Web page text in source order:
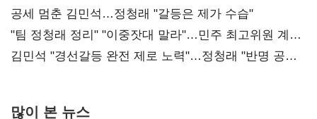
공세 멈춘 김민석…정청래 "갈등은 제가 수습"
"팀 정청래 정리" "이중잣대 말라"…민주 최고위원 계파
다툼 격화
김민석 "경선갈등 완전 제로 노력"…정청래 "반명 공세
많이 본 뉴스